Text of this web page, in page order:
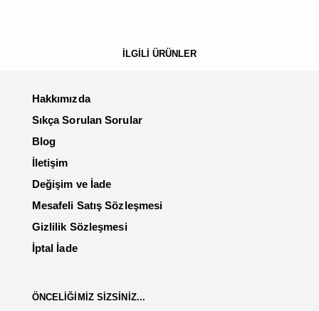
İLGİLİ ÜRÜNLER
Hakkımızda
Sıkça Sorulan Sorular
Blog
İletişim
Değişim ve İade
Mesafeli Satış Sözleşmesi
Gizlilik Sözleşmesi
İptal İade
ÖNCELİĞİMİZ SİZSİNİZ...